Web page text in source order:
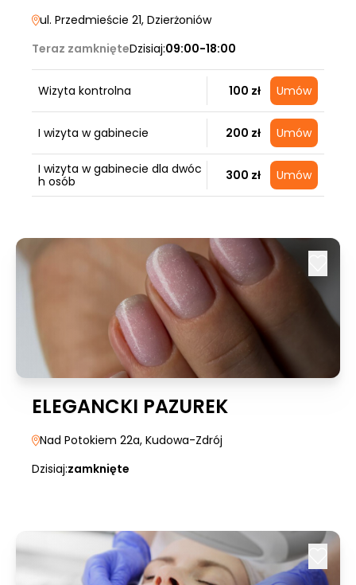
ul. Przedmieście 21, Dzierżoniów
Teraz zamknięteDzisiaj:09:00-18:00
Wizyta kontrolna 100 zł Umów
I wizyta w gabinecie 200 zł Umów
I wizyta w gabinecie dla dwóc
h osób
300 zł Umów
ELEGANCKI PAZUREK
Nad Potokiem 22a, Kudowa-Zdrój
Dzisiaj:zamknięte